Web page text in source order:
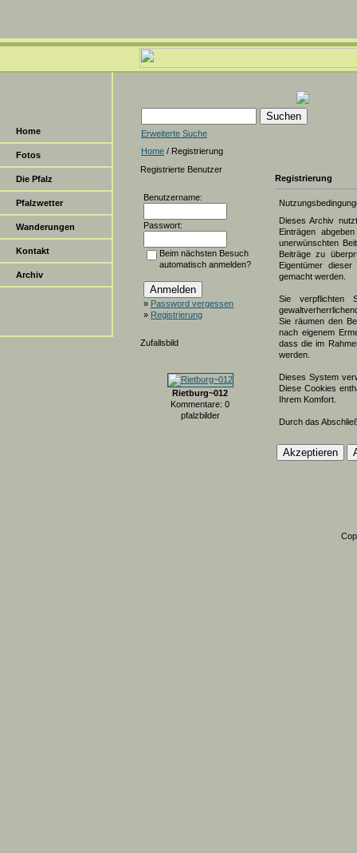
Home
Fotos
Die Pfalz
Pfalzwetter
Wanderungen
Kontakt
Archiv
Erweiterte Suche
Home / Registrierung
Registrierte Benutzer
Benutzername:
Passwort:
Beim nächsten Besuch
automatisch anmelden?
» Password vergessen
» Registrierung
Zufallsbild
Rietburg~012
Kommentare: 0
pfalzbilder
Registrierung
Dieses Archiv
Einträgen
unerwünschten
Beiträge zu
Eigentümer
gemacht werden.
Sie verpflichten
Sie räumen den
nach eigenem
dass die im
werden.
Dieses System
Diese Cookies
Ihrem Komfort.
Durch das